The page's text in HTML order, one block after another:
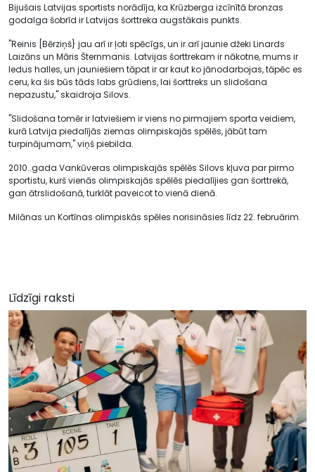
Bijušais Latvijas sportists norādīja, ka Krūzberga izcīnītā bronzas
godalga šobrīd ir Latvijas šorttreka augstākais punkts.
"Reinis [Bērziņš} jau arī ir ļoti spēcīgs, un ir arī jaunie džeki Linards
Laizāns un Māris Šternmanis. Latvijas šorttrekam ir nākotne, mums ir
ledus halles, un jauniešiem tāpat ir ar kaut ko jānodarbojas, tāpēc es
ceru, ka šis būs tāds labs grūdiens, lai šorttreks un slidošana
nepazustu," skaidroja Silovs.
"Slidošana tomēr ir latviešiem ir viens no pirmajiem sporta veidiem,
kurā Latvija piedalījās ziemas olimpiskajās spēlēs, jābūt tam
turpinājumam," viņš piebilda.
2010. gada Vankūveras olimpiskajās spēlēs Silovs kļuva par pirmo
sportistu, kurš vienās olimpiskajās spēlēs piedalījies gan šorttrekā,
gan ātrslidošanā, turklāt paveicot to vienā dienā.
Milānas un Kortīnas olimpiskās spēles norisināsies līdz 22. februārim.
Līdzīgi raksti